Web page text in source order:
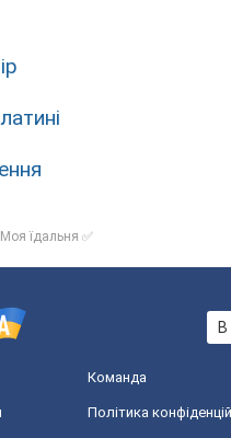
їдальня ✅
В
Команда
Політика